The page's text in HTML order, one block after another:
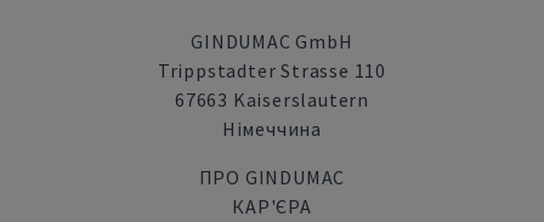
GINDUMAC GmbH
Trippstadter Strasse 110
67663 Kaiserslautern
Німеччина
ПРО GINDUMAC
КАР'ЄРА